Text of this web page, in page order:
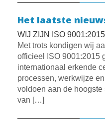
Het laatste
WIJ ZIJN ISO
Met trots kondigen wij
officieel ISO 9001:2015
internationaal erkende
processen, werkwijze
voldoen aan de
van […]